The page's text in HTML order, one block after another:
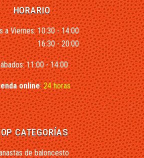
HORARIO
a Viernes: 10:30 - 14:00
16:30 - 20:00
11:00 - 14:00
online:24 horas
CATEGORÍAS
de baloncesto